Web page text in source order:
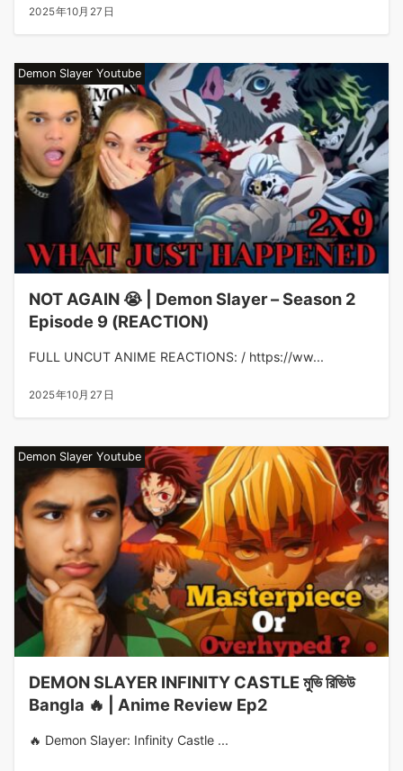
2025年10月27日
Demon Slayer Youtube
NOT AGAIN 😭 | Demon Slayer – Season 2
Episode 9 (REACTION)
FULL UNCUT ANIME REACTIONS: / https://ww...
2025年10月27日
Demon Slayer Youtube
DEMON SLAYER INFINITY CASTLE মুভি রিভিউ
Bangla 🔥 | Anime Review Ep2
🔥 Demon Slayer: Infinity Castle ...